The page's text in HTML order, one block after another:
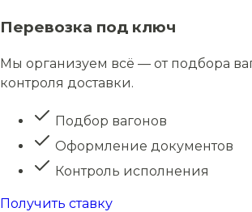
Перевозка под ключ
Мы организуем всё — от подбора
контроля доставки.
Подбор вагонов
Оформление документов
Контроль исполнения
Получить ставку